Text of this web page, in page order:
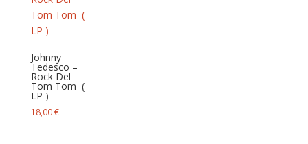
Johnny
Tedesco –
Rock Del
Tom Tom ‎ (
LP )
18,00€